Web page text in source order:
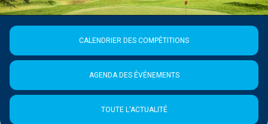
CALENDRIER DES COMPÉTITIONS
AGENDA DES ÉVÉNEMENTS
TOUTE L'ACTUALITÉ